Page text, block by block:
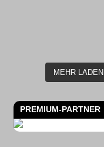
MEHR LADEN
PREMIUM-PARTNER